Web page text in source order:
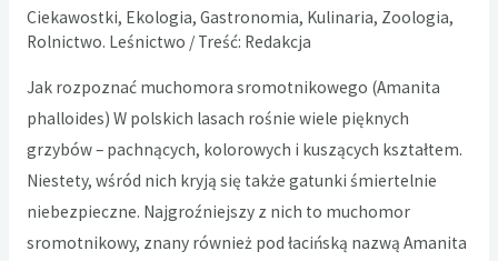
Ciekawostki, Ekologia, Gastronomia, Kulinaria, Zoologia,
Rolnictwo. Leśnictwo / Treść: Redakcja
Jak rozpoznać muchomora sromotnikowego (Amanita
phalloides) W polskich lasach rośnie wiele pięknych
grzybów – pachnących, kolorowych i kuszących kształtem.
Niestety, wśród nich kryją się także gatunki śmiertelnie
niebezpieczne. Najgroźniejszy z nich to muchomor
sromotnikowy, znany również pod łacińską nazwą Amanita